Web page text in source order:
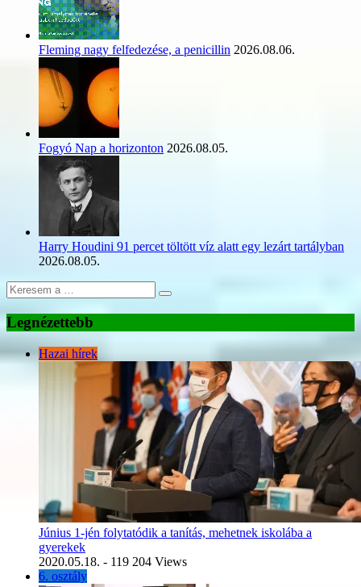
Fleming nagy felfedezése, a penicillin 2026.08.06.
Fogyó Nap a horizonton 2026.08.05.
Harry Houdini 91 percet töltött víz alatt egy lezárt tartályban
2026.08.05.
Legnézettebb
Hazai hírek
Június 1-jén folytatódik a tanítás, mehetnek iskolába a
gyerekek
2020.05.18. - 119 204 Views
6. osztály